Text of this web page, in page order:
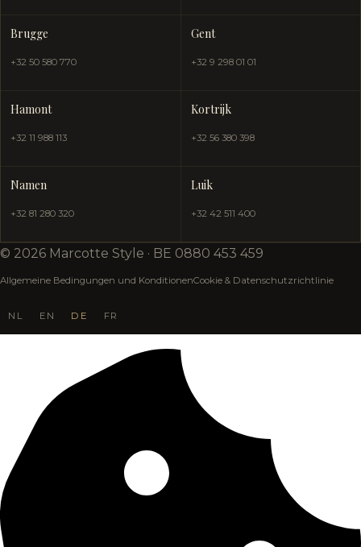
Brugge
+32 50 580 770
Gent
+32 9 298 01 01
Hamont
+32 11 988 113
Kortrijk
+32 56 380 398
Namen
+32 81 280 320
Luik
+32 42 511 400
© 2026 Marcotte Style · BE 0880 453 459
Allgemeine Bedingungen und KonditionenCookie & Datenschutzrichtlinie
NL EN DE FR